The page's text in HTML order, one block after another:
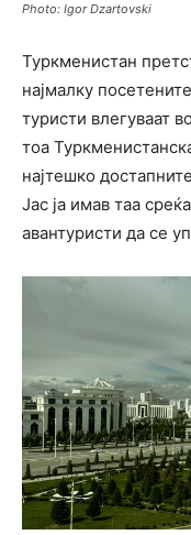
Photo: Igor Dzartovski
Туркменистан
најмалку
туристи влегуваат
тоа
најтешко
Јас ја имав таа
авантуристи да се